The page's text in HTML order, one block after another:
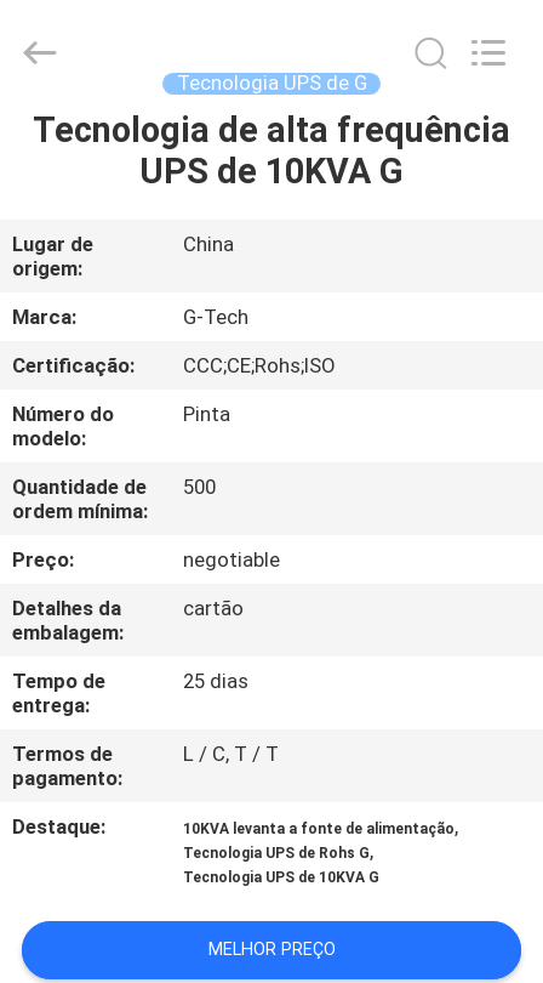
PARA
PRODUTOS
SOBRE
NÓS
VISITA
À
FÁBRICA
CONTROLE
DE
QUALIDADE
CONTACTE-
SOLICITE UM
POWER
GROUP.
Reserved.
Tecnologia UPS de G
Tecnologia de alta frequência
UPS de 10KVA G
Lugar de
origem:
China
Marca:
G-Tech
Certificação:
CCC;CE;Rohs;ISO
Número do
modelo:
Pinta
Quantidade de
ordem mínima:
500
Preço:
negotiable
Detalhes da
embalagem:
cartão
Tempo de
entrega:
25 dias
Termos de
pagamento:
L / C, T / T
Destaque: 10KVA levanta a fonte de alimentação,
Tecnologia UPS de Rohs G,
Tecnologia UPS de 10KVA G
MELHOR PREÇO